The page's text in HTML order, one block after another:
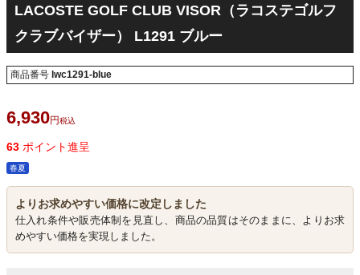
LACOSTE GOLF CLUB VISOR（ラコステゴルフ
クラブバイザー） L1291 ブルー
商品番号 lwc1291-blue
6,930 税込
63 ポイント進呈
春夏
よりお求めやすい価格に改定しました
仕入れ条件や販売体制を見直し、商品の品質はそのままに、よりお求
めやすい価格を実現しました。